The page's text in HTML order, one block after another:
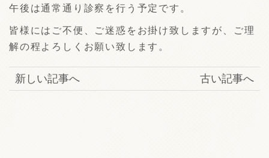
午後は通常通り診察を行う予定です。
皆様にはご不便、ご迷惑をお掛け致しますが、ご理
解の程よろしくお願い致します。
古い記事へ
新しい記事へ